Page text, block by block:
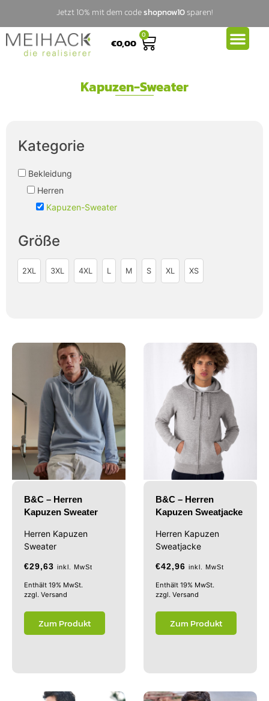
Jetzt 10% mit dem codeshopnow10sparen!
€0,00
0
Kapuzen-Sweater
Kategorie
Bekleidung
Herren
Kapuzen-Sweater
Größe
2XL 3XL 4XL L M S XL XS
B&C – Herren
Kapuzen Sweater
Herren Kapuzen
Sweater
€29,63 inkl. MwSt
Enthält 19% MwSt.
zzgl. Versand
Zum Produkt
B&C – Herren
Kapuzen Sweatjacke
Herren Kapuzen
Sweatjacke
€42,96 inkl. MwSt
Enthält 19% MwSt.
zzgl. Versand
Zum Produkt